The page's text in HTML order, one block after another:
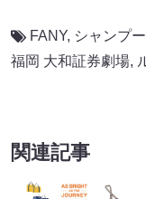
FANY, シャンプ
福岡 大和証券劇場,
関連記事